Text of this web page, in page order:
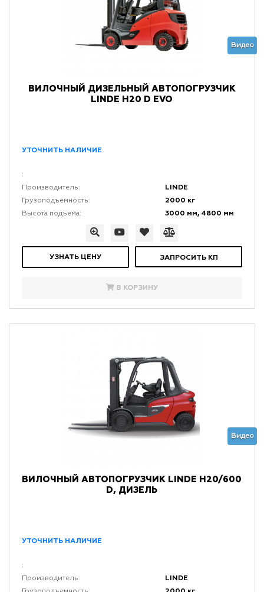
Видео
ВИЛОЧНЫЙ ДИЗЕЛЬНЫЙ АВТОПОГРУЗЧИК
LINDE H20 D EVO
УТОЧНИТЬ НАЛИЧИЕ
:
Производитель:
LINDE
Грузоподъемность: 2000 кг
Высота подъема: 3000 мм, 4800 мм
УЗНАТЬ ЦЕНУ ЗАПРОСИТЬ КП
В КОРЗИНУ
Видео
ВИЛОЧНЫЙ АВТОПОГРУЗЧИК LINDE H20/600
D, ДИЗЕЛЬ
УТОЧНИТЬ НАЛИЧИЕ
:
Производитель:
LINDE